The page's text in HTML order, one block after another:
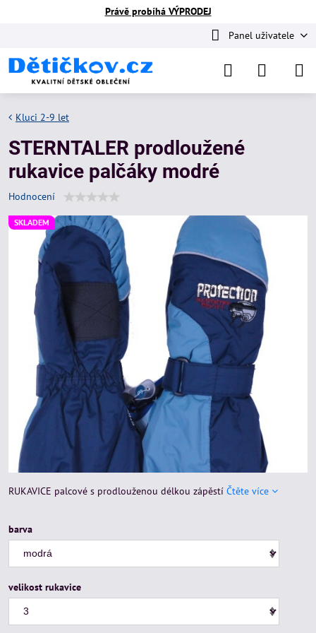
Právě probíhá VÝPRODEJ
Panel uživatele
SKLADEM
Kluci 2-9 let
STERNTALER prodloužené
rukavice palčáky modré
Hodnocení
RUKAVICE palcové s prodlouženou délkou zápěstí Čtěte více
barva
velikost rukavice